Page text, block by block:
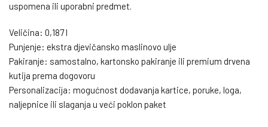
uspomena ili uporabni predmet.
Veličina: 0,187 l
Punjenje: ekstra djevičansko maslinovo ulje
Pakiranje: samostalno, kartonsko pakiranje ili premium drvena
kutija prema dogovoru
Personalizacija: mogućnost dodavanja kartice, poruke, loga,
naljepnice ili slaganja u veći poklon paket